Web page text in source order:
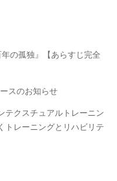
の孤独』【あらすじ完全
スのお知らせ
テクスチュアルトレーニン
トレーニングとリハビリテ